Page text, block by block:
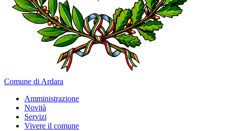
Comune di Ardara
Amministrazione
Novità
Servizi
Vivere il comune